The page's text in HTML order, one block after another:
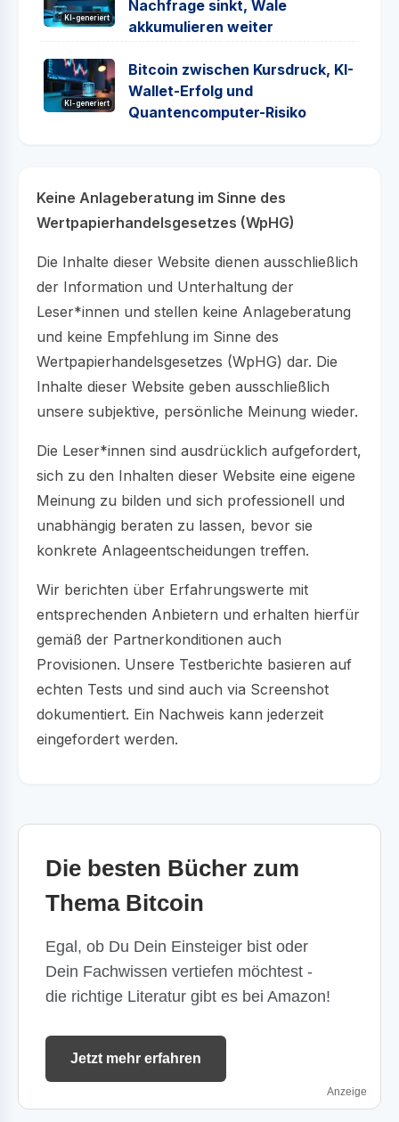
KI-generiert
Nachfrage sinkt, Wale
akkumulieren weiter
KI-generiert
Bitcoin zwischen Kursdruck, KI-
Wallet-Erfolg und
Quantencomputer-Risiko
Keine Anlageberatung im Sinne des
Wertpapierhandelsgesetzes (WpHG)
Die Inhalte dieser Website dienen ausschließlich
der Information und Unterhaltung der
Leser*innen und stellen keine Anlageberatung
und keine Empfehlung im Sinne des
Wertpapierhandelsgesetzes (WpHG) dar. Die
Inhalte dieser Website geben ausschließlich
unsere subjektive, persönliche Meinung wieder.
Die Leser*innen sind ausdrücklich aufgefordert,
sich zu den Inhalten dieser Website eine eigene
Meinung zu bilden und sich professionell und
unabhängig beraten zu lassen, bevor sie
konkrete Anlageentscheidungen treffen.
Wir berichten über Erfahrungswerte mit
entsprechenden Anbietern und erhalten hierfür
gemäß der Partnerkonditionen auch
Provisionen. Unsere Testberichte basieren auf
echten Tests und sind auch via Screenshot
dokumentiert. Ein Nachweis kann jederzeit
eingefordert werden.
Die besten Bücher zum
Thema Bitcoin
Egal, ob Du Dein Einsteiger bist oder
Dein Fachwissen vertiefen möchtest -
die richtige Literatur gibt es bei Amazon!
Jetzt mehr erfahren
Anzeige